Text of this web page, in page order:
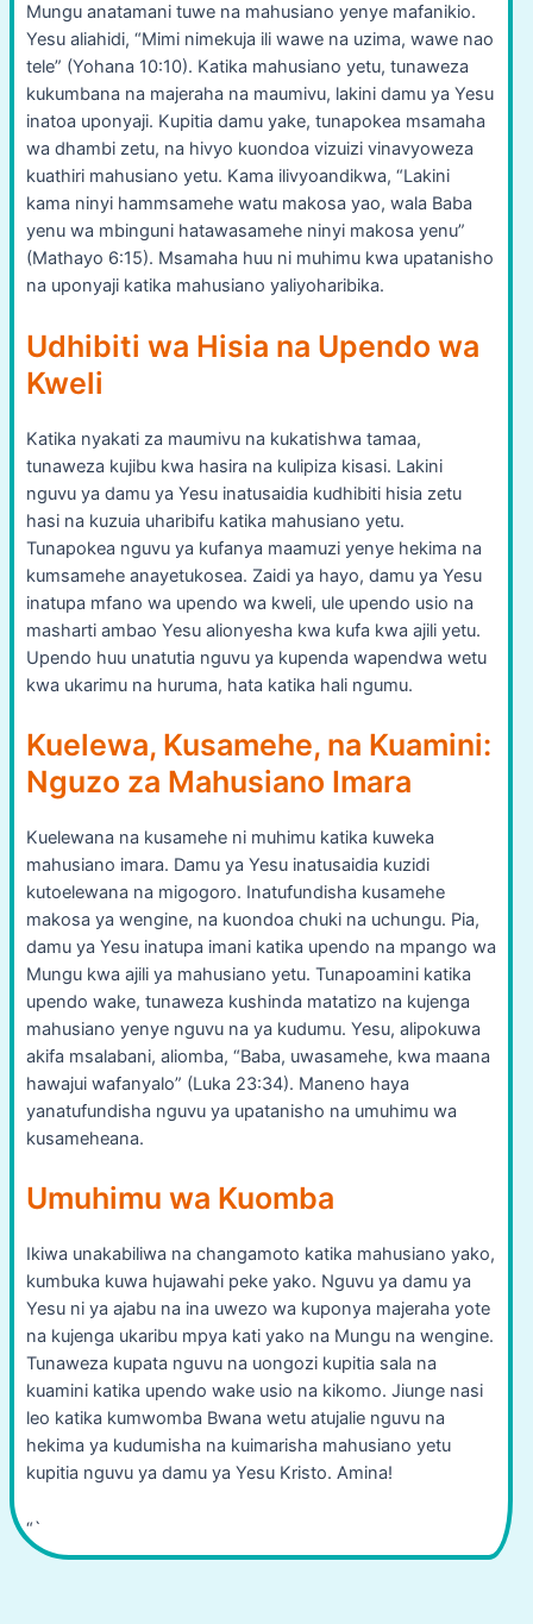
Mungu anatamani tuwe na mahusiano yenye mafanikio.
Yesu aliahidi, “Mimi nimekuja ili wawe na uzima, wawe nao
tele” (Yohana 10:10). Katika mahusiano yetu, tunaweza
kukumbana na majeraha na maumivu, lakini damu ya Yesu
inatoa uponyaji. Kupitia damu yake, tunapokea msamaha
wa dhambi zetu, na hivyo kuondoa vizuizi vinavyoweza
kuathiri mahusiano yetu. Kama ilivyoandikwa, “Lakini
kama ninyi hammsamehe watu makosa yao, wala Baba
yenu wa mbinguni hatawasamehe ninyi makosa yenu”
(Mathayo 6:15). Msamaha huu ni muhimu kwa upatanisho
na uponyaji katika mahusiano yaliyoharibika.
Udhibiti wa Hisia na Upendo wa
Kweli
Katika nyakati za maumivu na kukatishwa tamaa,
tunaweza kujibu kwa hasira na kulipiza kisasi. Lakini
nguvu ya damu ya Yesu inatusaidia kudhibiti hisia zetu
hasi na kuzuia uharibifu katika mahusiano yetu.
Tunapokea nguvu ya kufanya maamuzi yenye hekima na
kumsamehe anayetukosea. Zaidi ya hayo, damu ya Yesu
inatupa mfano wa upendo wa kweli, ule upendo usio na
masharti ambao Yesu alionyesha kwa kufa kwa ajili yetu.
Upendo huu unatutia nguvu ya kupenda wapendwa wetu
kwa ukarimu na huruma, hata katika hali ngumu.
Kuelewa, Kusamehe, na Kuamini:
Nguzo za Mahusiano Imara
Kuelewana na kusamehe ni muhimu katika kuweka
mahusiano imara. Damu ya Yesu inatusaidia kuzidi
kutoelewana na migogoro. Inatufundisha kusamehe
makosa ya wengine, na kuondoa chuki na uchungu. Pia,
damu ya Yesu inatupa imani katika upendo na mpango wa
Mungu kwa ajili ya mahusiano yetu. Tunapoamini katika
upendo wake, tunaweza kushinda matatizo na kujenga
mahusiano yenye nguvu na ya kudumu. Yesu, alipokuwa
akifa msalabani, aliomba, “Baba, uwasamehe, kwa maana
hawajui wafanyalo” (Luka 23:34). Maneno haya
yanatufundisha nguvu ya upatanisho na umuhimu wa
kusameheana.
Umuhimu wa Kuomba
Ikiwa unakabiliwa na changamoto katika mahusiano yako,
kumbuka kuwa hujawahi peke yako. Nguvu ya damu ya
Yesu ni ya ajabu na ina uwezo wa kuponya majeraha yote
na kujenga ukaribu mpya kati yako na Mungu na wengine.
Tunaweza kupata nguvu na uongozi kupitia sala na
kuamini katika upendo wake usio na kikomo. Jiunge nasi
leo katika kumwomba Bwana wetu atujalie nguvu na
hekima ya kudumisha na kuimarisha mahusiano yetu
kupitia nguvu ya damu ya Yesu Kristo. Amina!
“`